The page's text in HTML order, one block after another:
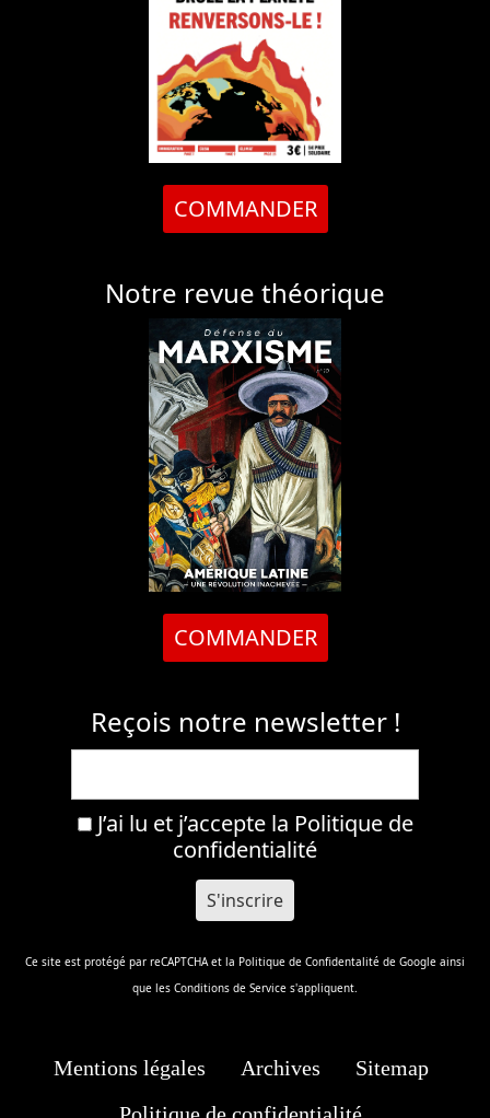
COMMANDER
Notre revue théorique
COMMANDER
Reçois notre newsletter !
J’ai lu et j’accepte la Politique de
confidentialité
Ce site est protégé par reCAPTCHA et la Politique de Confidentalité de Google ainsi
que les Conditions de Service s'appliquent.
Mentions légales Archives
Sitemap
Politique de confidentialité